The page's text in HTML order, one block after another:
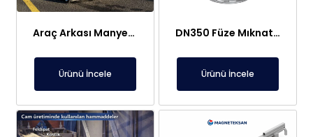
Araç Arkası Manyetik Süpürge – Liman, Fuar Alanı ve Otomotiv Fabrikaları İçin
Ürünü İncele
DN350 Füze Mıknatıs (Bullet Magnet) – Toz ve Alçı Hatlarında Tıkanma Yapmaz Manyetik Seperatör
Ürünü İncele